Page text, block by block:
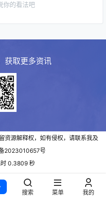
你的看法吧
获取更多资讯
资源解释权，如有侵权，请联系我及
2023010657号
时 0.3809 秒
搜索 菜单 我的